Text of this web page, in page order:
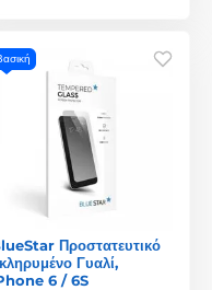
Προστατευτικό
Γυαλί,
6 / 6S